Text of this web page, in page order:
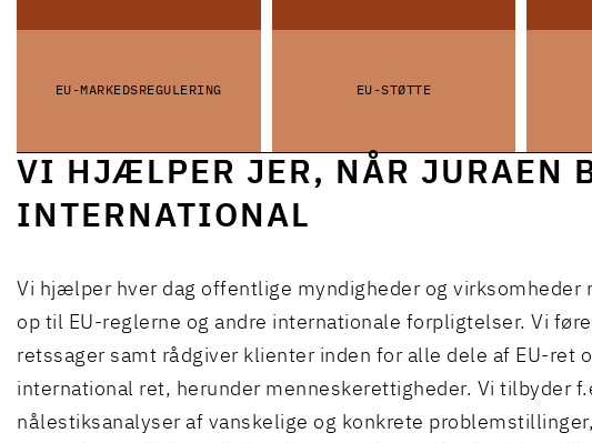
EU-MARKEDSREGULERING EU-STØTTE
VI HJÆLPER JER, NÅR JURAEN
INTERNATIONAL
Vi hjælper hver dag offentlige myndigheder og virksomheder
op til EU-reglerne og andre internationale forpligtelser. Vi
retssager samt rådgiver klienter inden for alle dele af EU-ret
international ret, herunder menneskerettigheder. Vi tilbyder
nålestiksanalyser af vanskelige og konkrete